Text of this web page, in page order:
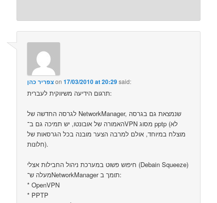
צפריר כהןon17/03/2010 at 20:29said:
תרגום הידיעה משיווקית לעברית:
לגרסה החדשה של NetworkManager, שנמצאת גם בגרסה
האמורה של אובונטו, יש תמיכה גם ב־VPN מסוג pptp (לא
מוצלח במיוחד, אולם למרבה הצער מובנה בכל הגרסאות של
חלונות).
חיפוש פשוט במערכת ניהול החבילות אצלי (Debain Squeeze)
מעלה ש־NetworkManager תומך ב:
* OpenVPN
‏* PPTP